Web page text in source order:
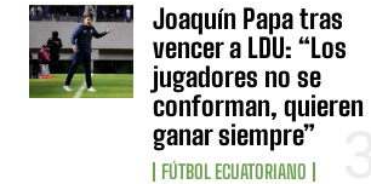
Joaquín Papa tras
vencer a LDU: “Los
jugadores no se
conforman, quieren
ganar siempre”
FÚTBOL ECUATORIANO